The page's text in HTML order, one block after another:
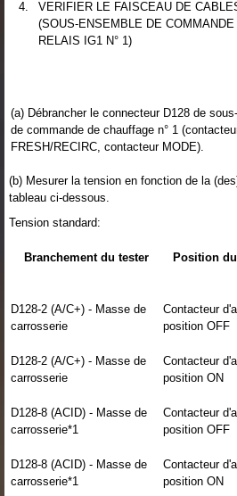
4.
VERIFIER LE FAISCEAU DE
(SOUS-ENSEMBLE DE
RELAIS IG1 N° 1)
(a) Débrancher le connecteur D128 de
de commande de chauffage n° 1
FRESH/RECIRC, contacteur MODE).
(b) Mesurer la tension en fonction de la
tableau ci-dessous.
Tension standard:
Branchement du tester Position
D128-2 (A/C+) - Masse de
carrosserie
Contacteur
position OFF
D128-2 (A/C+) - Masse de
carrosserie
Contacteur
position ON
D128-8 (ACID) - Masse de
carrosserie*1
Contacteur
position OFF
D128-8 (ACID) - Masse de
carrosserie*1
Contacteur
position ON